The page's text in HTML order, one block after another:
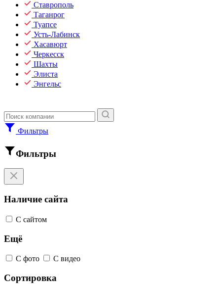
Ставрополь
Таганрог
Туапсе
Усть-Лабинск
Хасавюрт
Черкесск
Шахты
Элиста
Энгельс
Фильтры
Фильтры
Наличие сайта
С сайтом
Ещё
С фото С видео
Сортировка